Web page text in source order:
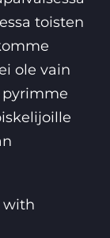
toisten
ole vain
pyrimme
with